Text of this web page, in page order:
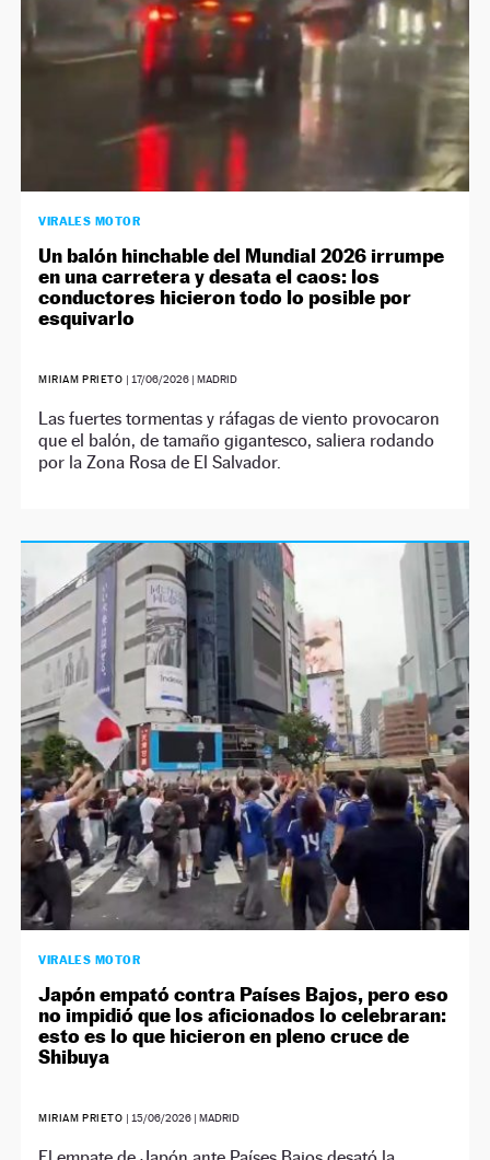
VIRALES MOTOR
Un balón hinchable del Mundial 2026 irrumpe
en una carretera y desata el caos: los
conductores hicieron todo lo posible por
esquivarlo
MIRIAM PRIETO | 17/06/2026| MADRID
Las fuertes tormentas y ráfagas de viento provocaron
que el balón, de tamaño gigantesco, saliera rodando
por la Zona Rosa de El Salvador.
VIRALES MOTOR
Japón empató contra Países Bajos, pero eso
no impidió que los aficionados lo celebraran:
esto es lo que hicieron en pleno cruce de
Shibuya
MIRIAM PRIETO | 15/06/2026| MADRID